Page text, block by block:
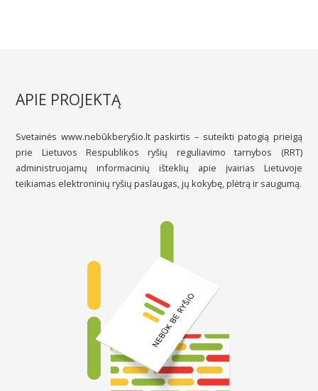
APIE PROJEKTĄ
Svetainės www.nebūkberyšio.lt paskirtis – suteikti patogią prieigą
prie Lietuvos Respublikos ryšių reguliavimo tarnybos (RRT)
administruojamų informacinių išteklių apie įvairias Lietuvoje
teikiamas elektroninių ryšių paslaugas, jų kokybę, plėtrą ir saugumą.